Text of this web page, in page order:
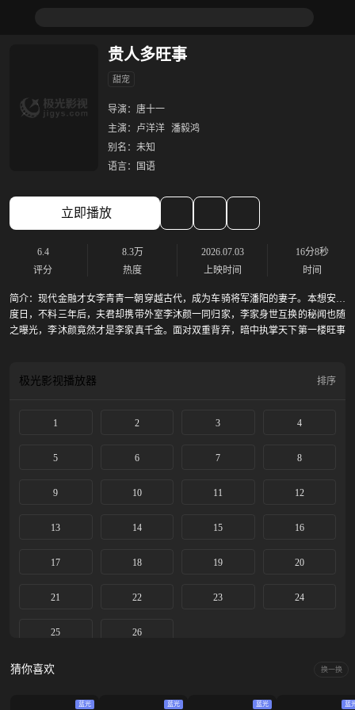
贵人多旺事
甜宠
导演： 唐十一
主演： 卢洋洋 潘毅鸿
别名： 未知
语言：
国语
立即播放
6.4
评分
8.3万
热度
2026.07.03
上映时间
16分8秒
时间
简介：现代金融才女李青青一朝穿越古代，成为车骑将军潘阳的妻子。本想安稳
度日，不料三年后，夫君却携带外室李沐颜一同归家，李家身世互换的秘闻也随
之曝光，李沐颜竟然才是李家真千金。面对双重背弃，暗中执掌天下第一楼旺事
路……
极光影视播放器 排序
1 2 3 4
5 6 7 8
9 10 11 12
13 14 15 16
17 18 19 20
21 22 23 24
25 26
猜你喜欢 换一换
蓝光 蓝光 蓝光 蓝